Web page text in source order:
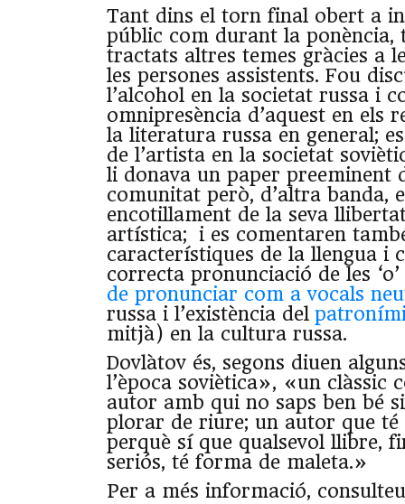
Tant dins el torn final obert a
públic com durant la ponència,
tractats altres temes gràcies a
les persones assistents. Fou
l’alcohol en la societat russa i
omnipresència d’aquest en els
la literatura russa en general;
de l’artista en la societat
li donava un paper preeminent
comunitat però, d’altra banda,
encotillament de la seva
artística; i es comentaren
característiques de la llengua i
correcta pronunciació de les
de pronunciar com a vocals
russa i l’existència del
mitjà) en la cultura russa.
Dovlàtov és, segons diuen
l’època soviètica», «un clàssic
autor amb qui no saps ben bé
plorar de riure; un autor que té
perquè sí que qualsevol llibre,
seriós, té forma de maleta.»
Per a més informació,